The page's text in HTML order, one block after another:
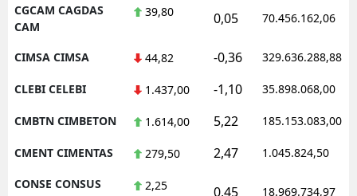
CGCAM CAGDAS
CAM
39,80 0,05 70.456.162,06
CIMSA CIMSA 44,82 -0,36 329.636.288,88
CLEBI CELEBI 1.437,00 -1,10 35.898.068,00
CMBTN CIMBETON 1.614,00 5,22 185.153.083,00
CMENT CIMENTAS 279,50 2,47 1.045.824,50
CONSE CONSUS
2,25 0,45 18.969.734,97